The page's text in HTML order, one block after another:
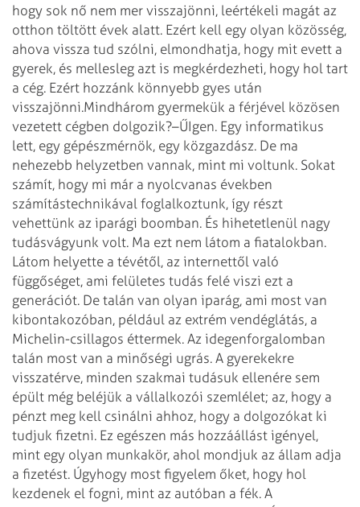
hogy sok nő nem mer visszajönni, leértékeli magát az
otthon töltött évek alatt. Ezért kell egy olyan közösség,
ahova vissza tud szólni, elmondhatja, hogy mit evett a
gyerek, és mellesleg azt is megkérdezheti, hogy hol tart
a cég. Ezért hozzánk könnyebb gyes után
visszajönni.Mindhárom gyermekük a férjével közösen
vezetett cégben dolgozik?–ŰIgen. Egy informatikus
lett, egy gépészmérnök, egy közgazdász. De ma
nehezebb helyzetben vannak, mint mi voltunk. Sokat
számít, hogy mi már a nyolcvanas években
számítástechnikával foglalkoztunk, így részt
vehettünk az iparági boomban. És hihetetlenül nagy
tudásvágyunk volt. Ma ezt nem látom a fiatalokban.
Látom helyette a tévétől, az internettől való
függőséget, ami felületes tudás felé viszi ezt a
generációt. De talán van olyan iparág, ami most van
kibontakozóban, például az extrém vendéglátás, a
Michelin-csillagos éttermek. Az idegenforgalomban
talán most van a minőségi ugrás. A gyerekekre
visszatérve, minden szakmai tudásuk ellenére sem
épült még beléjük a vállalkozói szemlélet; az, hogy a
pénzt meg kell csinálni ahhoz, hogy a dolgozókat ki
tudjuk fizetni. Ez egészen más hozzáállást igényel,
mint egy olyan munkakör, ahol mondjuk az állam adja
a fizetést. Úgyhogy most figyelem őket, hogy hol
kezdenek el fogni, mint az autóban a fék. A